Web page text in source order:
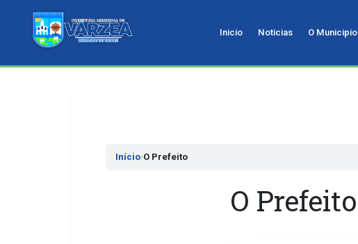
Inicio Noticias O Municipio
Início›O Prefeito
O Prefeito